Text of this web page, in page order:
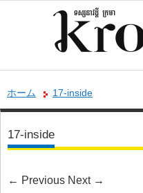
ホーム 17-inside
17-inside
← Previous Next →